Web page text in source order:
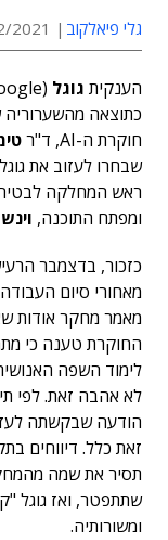
גלי פיאלקוב 16:01
הענקית גוגל
כתוצאה
חוקרת ה-AI, ד"ר
שבחרו לעזוב את
ומפתח התוכנה,
כזכור, בדצמבר
מאחורי סיום
מאמר מחקר אודות
החוקרת טענה כי
לימוד השפה
לא אהבה זאת. לפי
הודעה שבקשתה
זאת כלל. דיווחים
תסיר את שמה
שתתפטר, ואז גוגל
ומשורותיה.